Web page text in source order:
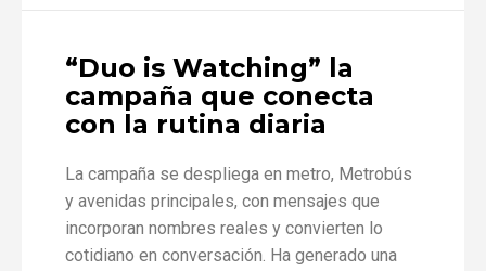
“Duo is Watching” la
campaña que conecta
con la rutina diaria
La campaña se despliega en metro, Metrobús
y avenidas principales, con mensajes que
incorporan nombres reales y convierten lo
cotidiano en conversación. Ha generado una